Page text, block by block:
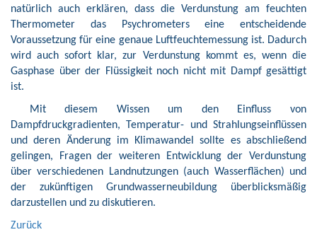
natürlich auch erklären, dass die Verdunstung am feuchten
Thermometer das Psychrometers eine entscheidende
Voraussetzung für eine genaue Luftfeuchtemessung ist. Dadurch
wird auch sofort klar, zur Verdunstung kommt es, wenn die
Gasphase über der Flüssigkeit noch nicht mit Dampf gesättigt
ist.
Mit diesem Wissen um den Einfluss von
Dampfdruckgradienten, Temperatur- und Strahlungseinflüssen
und deren Änderung im Klimawandel sollte es abschließend
gelingen, Fragen der weiteren Entwicklung der Verdunstung
über verschiedenen Landnutzungen (auch Wasserflächen) und
der zukünftigen Grundwasserneubildung überblicksmäßig
darzustellen und zu diskutieren.
Zurück